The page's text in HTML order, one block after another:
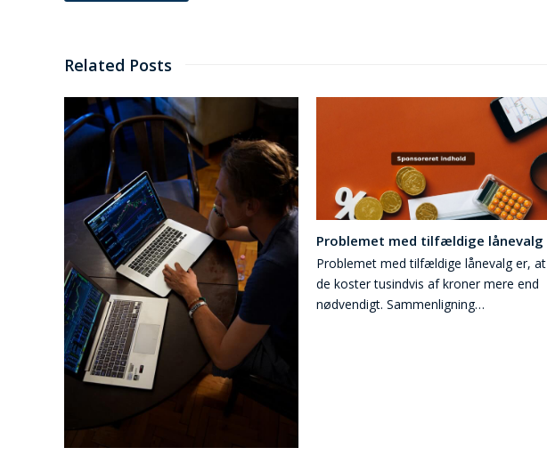
Related Posts
Problemet med tilfældige lånevalg
Problemet med tilfældige lånevalg er, at
de koster tusindvis af kroner mere end
nødvendigt. Sammenligning…